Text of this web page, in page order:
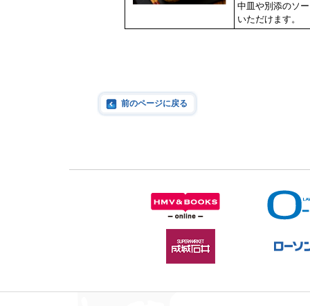
中皿や別添のソ
いただけます。
前のページに戻る